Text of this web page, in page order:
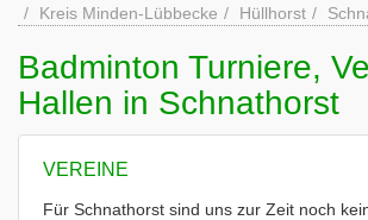
Kreis Minden-Lübbecke
Hüllhorst
Badminton Turniere,
Hallen in Schnathorst
VEREINE
Für Schnathorst sind uns zur Zeit noch